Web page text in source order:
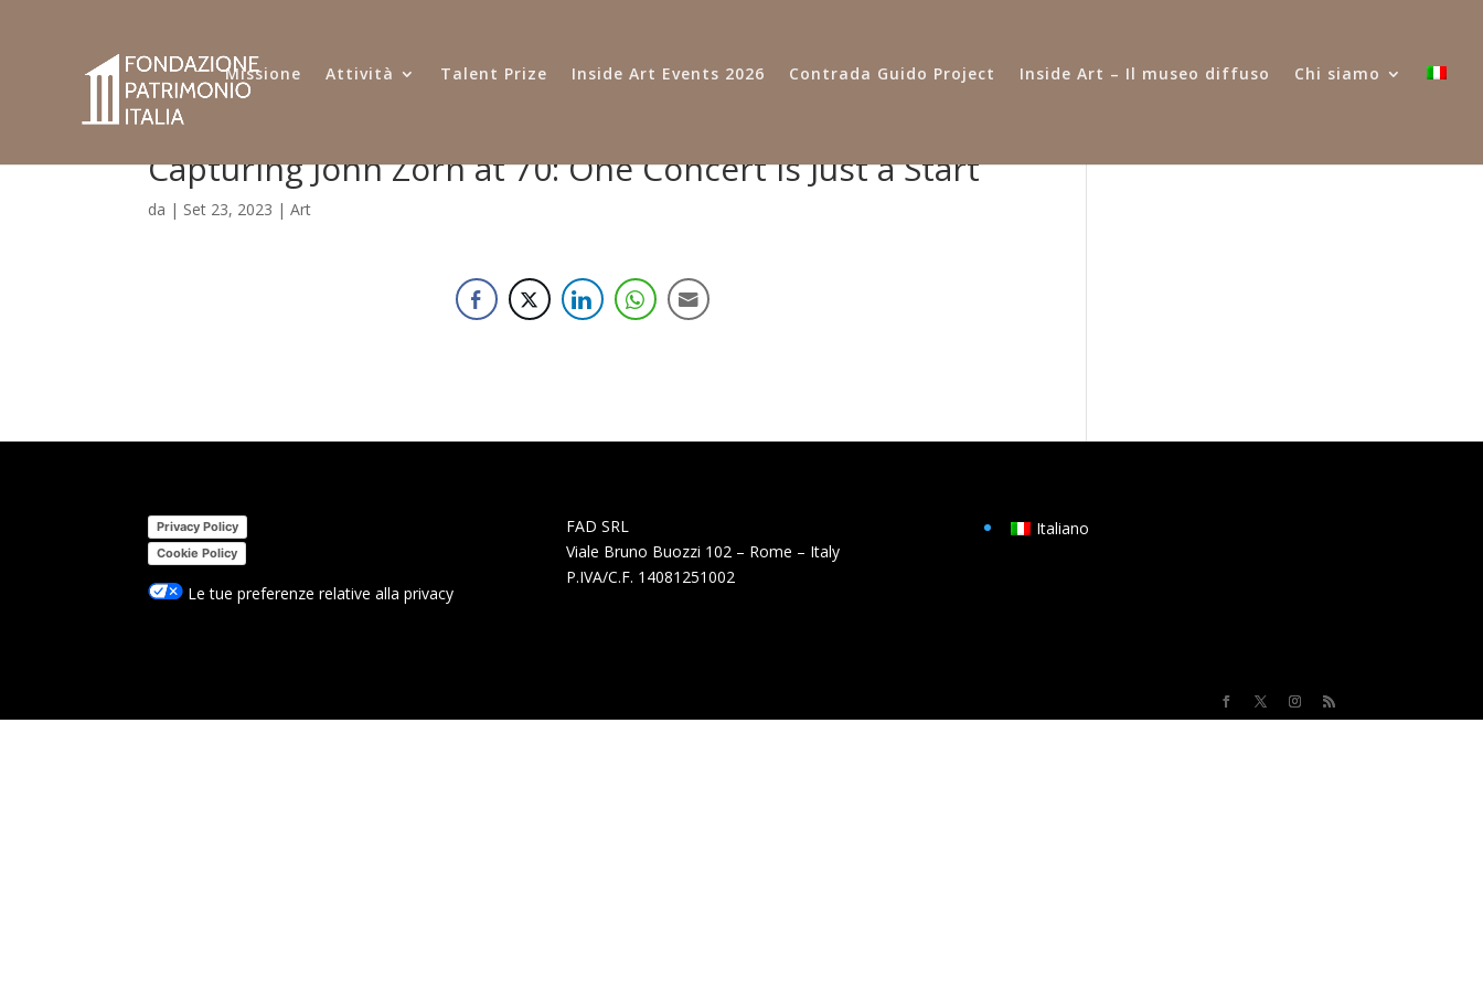
Missione Attività Talent Prize Inside Art Events 2026 Contrada Guido Project Inside Art – Il museo diffuso Chi siamo
Capturing John Zorn at 70: One Concert Is Just a Start
da | Set 23, 2023 |Art
Privacy Policy
Cookie Policy
Le tue preferenze relative alla privacy
FAD SRL
Viale Bruno Buozzi 102 – Rome – Italy
P.IVA/C.F. 14081251002
Italiano